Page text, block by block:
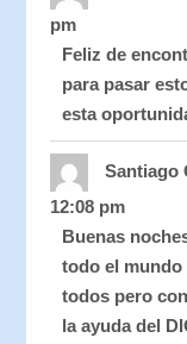
pm
Feliz de
para pasar
esta
Santiago
12:08 pm
Buenas
todo el
todos pero
la ayuda del